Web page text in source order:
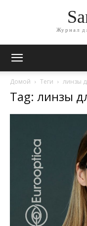
Журнал
Домой Теги линзы
Tag: линзы